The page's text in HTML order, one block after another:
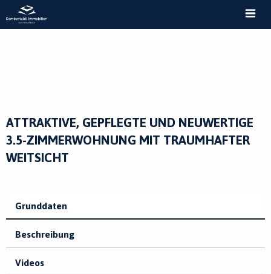
MENÜ
ATTRAKTIVE, GEPFLEGTE UND NEUWERTIGE
3.5-ZIMMERWOHNUNG MIT TRAUMHAFTER
WEITSICHT
Grunddaten
Beschreibung
Videos